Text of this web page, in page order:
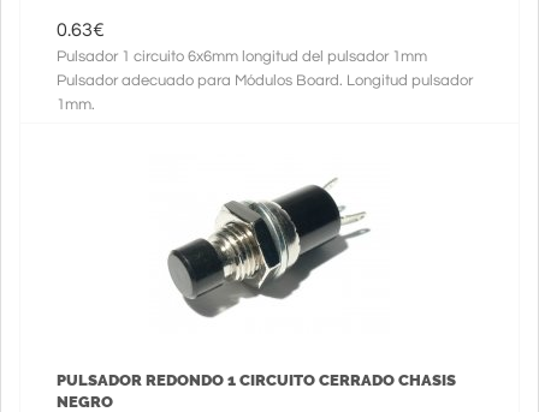
0.63€
Pulsador 1 circuito 6x6mm longitud del pulsador 1mm
Pulsador adecuado para Módulos Board. Longitud pulsador
1mm.
PULSADOR REDONDO 1 CIRCUITO CERRADO CHASIS
NEGRO